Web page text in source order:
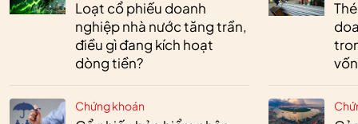
Loạt cổ phiếu doanh
nghiệp nhà nước tăng trần,
điều gì đang kích hoạt
dòng tiền?
Chứng khoán
vốn